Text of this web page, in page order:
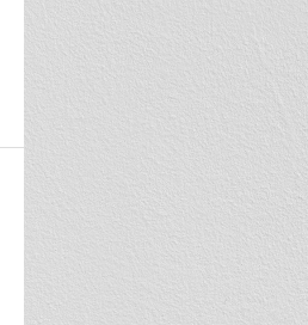
white-1866105_1920